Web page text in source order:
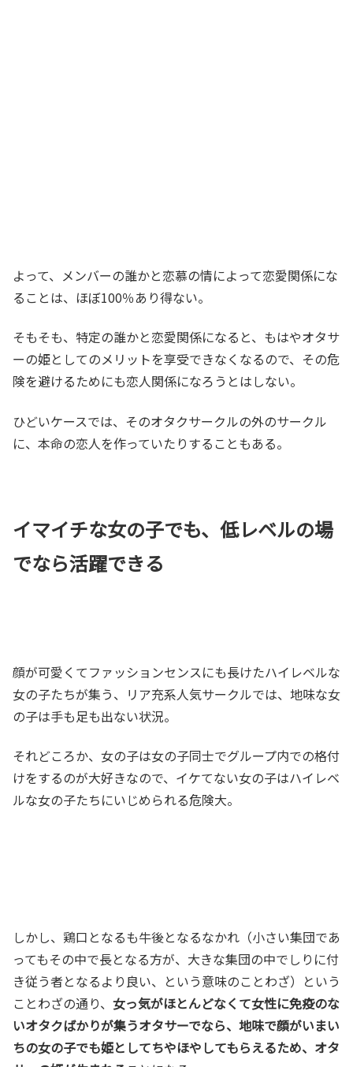
よって、メンバーの誰かと恋慕の情によって恋愛関係にな
ることは、ほぼ100％あり得ない。
そもそも、特定の誰かと恋愛関係になると、もはやオタサ
ーの姫としてのメリットを享受できなくなるので、その危
険を避けるためにも恋人関係になろうとはしない。
ひどいケースでは、そのオタクサークルの外のサークル
に、本命の恋人を作っていたりすることもある。
イマイチな女の子でも、低レベルの場
でなら活躍できる
顔が可愛くてファッションセンスにも長けたハイレベルな
女の子たちが集う、リア充系人気サークルでは、地味な女
の子は手も足も出ない状況。
それどころか、女の子は女の子同士でグループ内での格付
けをするのが大好きなので、イケてない女の子はハイレベ
ルな女の子たちにいじめられる危険大。
しかし、鶏口となるも牛後となるなかれ（小さい集団であ
ってもその中で長となる方が、大きな集団の中でしりに付
き従う者となるより良い、という意味のことわざ）という
ことわざの通り、 女っ気がほとんどなくて女性に免疫のな
いオタクばかりが集うオタサーでなら、地味で顔がいまい
ちの女の子でも姫としてちやほやしてもらえるため、オタ